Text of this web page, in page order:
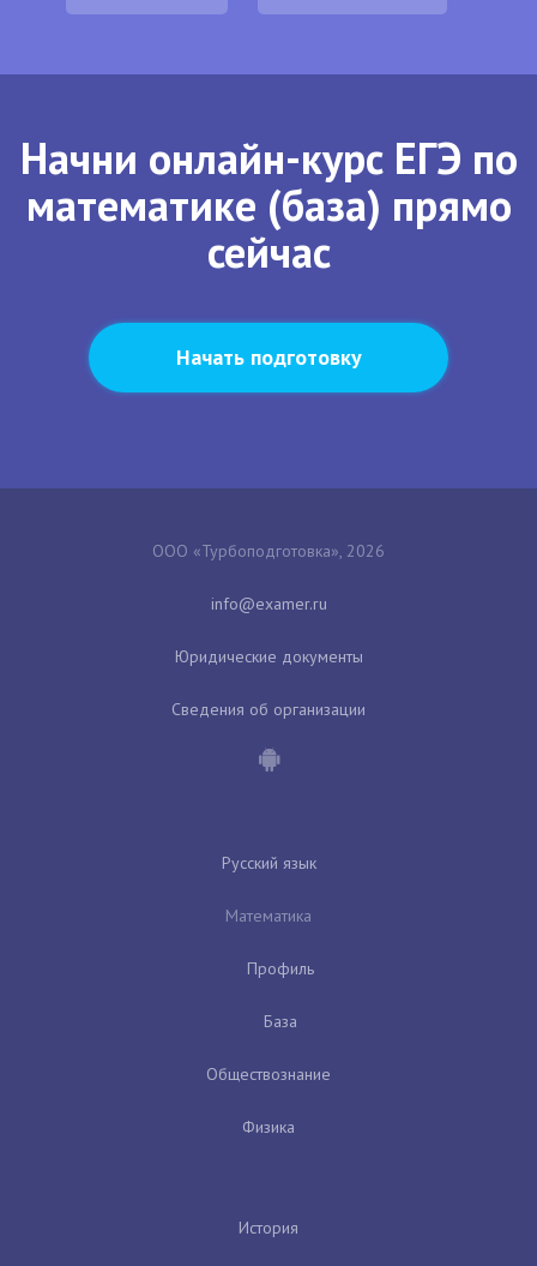
Начни онлайн-курс ЕГЭ по
математике (база) прямо
сейчас
Начать подготовку
ООО «Турбоподготовка», 2026
Юридические документы
Сведения об организации
Русский язык
Математика
Профиль
База
Обществознание
Физика
История